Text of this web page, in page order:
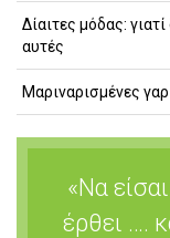
Δίαιτες μόδας:
αυτές
Μαριναρισμένες
«Να
έρθει ….